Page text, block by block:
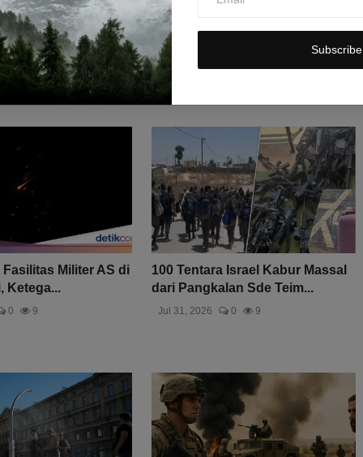
Subscribe
Fasilitas Militer AS di
Ketega...
0 9
100 Tentara Israel Kabur Massal
dari Pangkalan Sde Teim...
Jul 31, 2026 0 9